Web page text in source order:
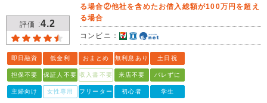
評価 :4.2
る場合②他社を含めたお借入総額が100万円を超え
る場合
コンビニ：
即日融資 低金利 おまとめ 無利息あり 土日祝
担保不要 保証人不要 収入書不要 来店不要 バレずに
主婦向け 女性専用 フリーター 初心者 学生